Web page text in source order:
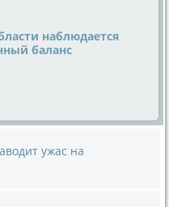
наблюдается
баланс
ужас на